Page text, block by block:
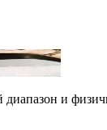
диапазон и